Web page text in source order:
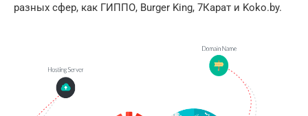
разных сфер, как ГИППО, Burger King, 7Карат и Koko.by.